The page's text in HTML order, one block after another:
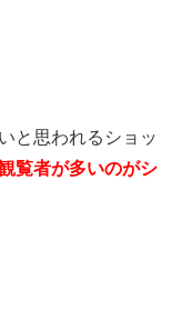
と思われるショッ
覧者が多いのがシ